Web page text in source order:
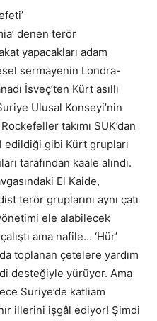
denen terör
yapacakları adam
sermayenin Londra-
İsveç’ten Kürt asıllı
Ulusal Konseyi’nin
takımı SUK’dan
edildiği gibi Kürt grupları
tarafından kaale alındı.
El Kaide,
terör gruplarını aynı çatı
ele alabilecek
ama nafile… ‘Hür’
toplanan çetelere yardım
desteğiyle yürüyor. Ama
Suriye’de katliam
illerini işgâl ediyor! Şimdi